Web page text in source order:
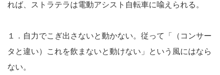
れば、ストラテラは電動アシスト自転車に喩えられる。
１．自力でこぎ出さないと動かない。従って「（コンサー
タと違い）これを飲まないと動けない」という風にはなら
ない。